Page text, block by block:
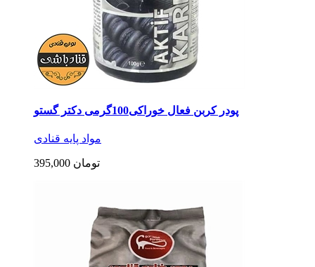
پودر کربن فعال خوراکی100گرمی دکتر گستو
مواد پایه قنادی
395,000 تومان